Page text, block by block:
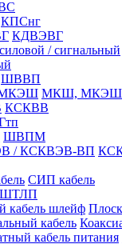
КПСнг
КДВЭВГ
ШВВП
МКШ, МКЭШ
КСКВВ
ШВПМ
СИП кабель
ШТЛП